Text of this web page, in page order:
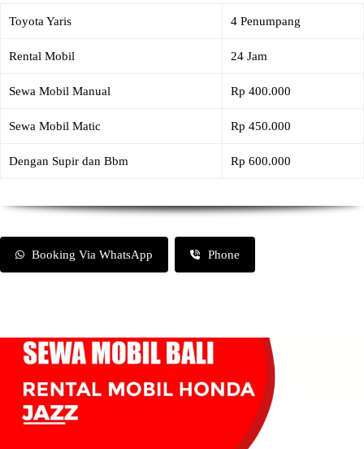
Toyota Yaris 4 Penumpang
Rental Mobil 24 Jam
Sewa Mobil Manual Rp 400.000
Sewa Mobil Matic Rp 450.000
Dengan Supir dan Bbm Rp 600.000
Booking Via WhatsApp Phone